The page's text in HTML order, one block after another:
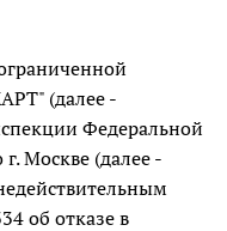
(далее -
Федеральной
Москве (далее -
об отказе в